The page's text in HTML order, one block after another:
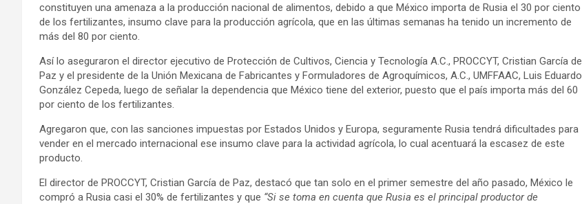
constituyen una amenaza a la producción nacional de alimentos, debido a que México importa de Rusia el 30 por ciento
de los fertilizantes, insumo clave para la producción agrícola, que en las últimas semanas ha tenido un incremento de
más del 80 por ciento.
Así lo aseguraron el director ejecutivo de Protección de Cultivos, Ciencia y Tecnología A.C., PROCCYT, Cristian García de
Paz y el presidente de la Unión Mexicana de Fabricantes y Formuladores de Agroquímicos, A.C., UMFFAAC, Luis Eduardo
González Cepeda, luego de señalar la dependencia que México tiene del exterior, puesto que el país importa más del 60
por ciento de los fertilizantes.
Agregaron que, con las sanciones impuestas por Estados Unidos y Europa, seguramente Rusia tendrá dificultades para
vender en el mercado internacional ese insumo clave para la actividad agrícola, lo cual acentuará la escasez de este
producto.
El director de PROCCYT, Cristian García de Paz, destacó que tan solo en el primer semestre del año pasado, México le
compró a Rusia casi el 30% de fertilizantes y que “Si se toma en cuenta que Rusia es el principal productor de